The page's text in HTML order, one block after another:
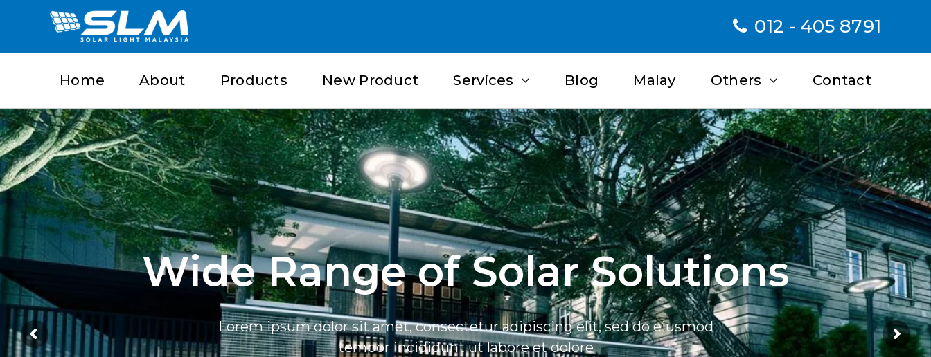
012 - 405 8791
Home About Products New Product Services Blog Malay Others Contact
Wide Range of Solar Solutions
Lorem ipsum dolor sit amet, consectetur adipiscing elit, sed do eiusmod
tempor incididunt ut labore et dolore